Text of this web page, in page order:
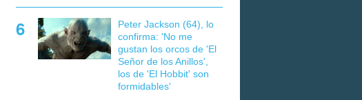
Peter Jackson (64), lo
confirma: 'No me
gustan los orcos de 'El
Señor de los Anillos',
los de 'El Hobbit' son
formidables'